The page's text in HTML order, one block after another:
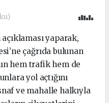
yaparak,
çağrıda bulunan
hem trafik hem de
yol açtığını
ve mahalle halkıyla